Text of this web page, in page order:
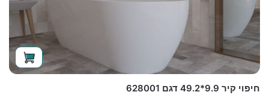
חיפוי קיר 9.9*49.2 דגם 628001